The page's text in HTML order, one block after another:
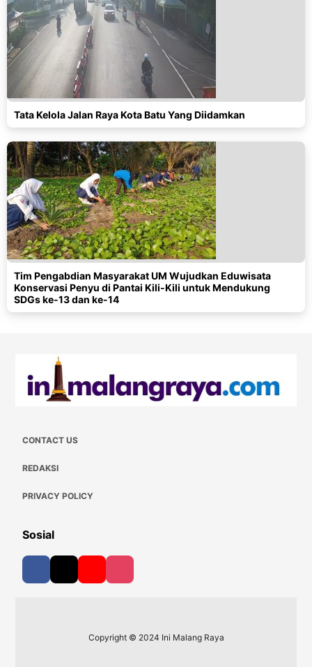
Tata Kelola Jalan Raya Kota Batu Yang Diidamkan
Tim Pengabdian Masyarakat UM Wujudkan Eduwisata
Konservasi Penyu di Pantai Kili-Kili untuk Mendukung
SDGs ke-13 dan ke-14
CONTACT US
REDAKSI
PRIVACY POLICY
Sosial
Copyright © 2024 Ini Malang Raya